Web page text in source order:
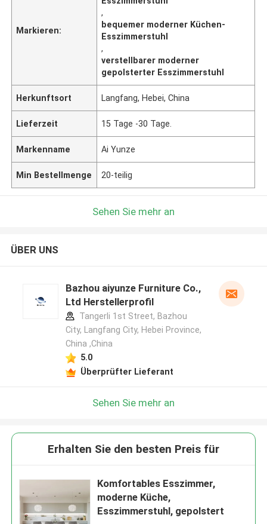
Markieren:
,
bequemer moderner Küchen-
Esszimmerstuhl
,
verstellbarer moderner
gepolsterter Esszimmerstuhl
Herkunftsort Langfang, Hebei, China
Lieferzeit 15 Tage -30 Tage.
Markenname Ai Yunze
Min Bestellmenge 20-teilig
Sehen Sie mehr an
ÜBER UNS
Bazhou aiyunze Furniture Co.,
Ltd Herstellerprofil
Tangerli 1st Street, Bazhou
City, Langfang City, Hebei Province,
China ,China
5.0
Überprüfter Lieferant
Sehen Sie mehr an
Erhalten Sie den besten Preis für
Komfortables Esszimmer,
moderne Küche,
Esszimmerstuhl, gepolstert